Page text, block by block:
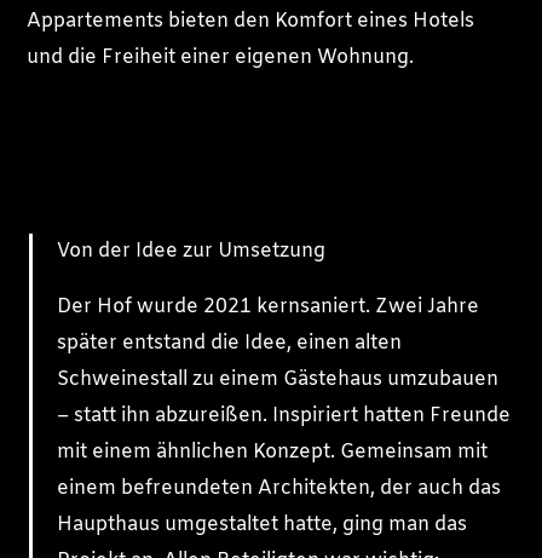
Appartements bieten den Komfort eines Hotels
und die Freiheit einer eigenen Wohnung.
Von der Idee zur Umsetzung
Der Hof wurde 2021 kernsaniert. Zwei Jahre
später entstand die Idee, einen alten
Schweinestall zu einem Gästehaus umzubauen
– statt ihn abzureißen. Inspiriert hatten Freunde
mit einem ähnlichen Konzept. Gemeinsam mit
einem befreundeten Architekten, der auch das
Haupthaus umgestaltet hatte, ging man das